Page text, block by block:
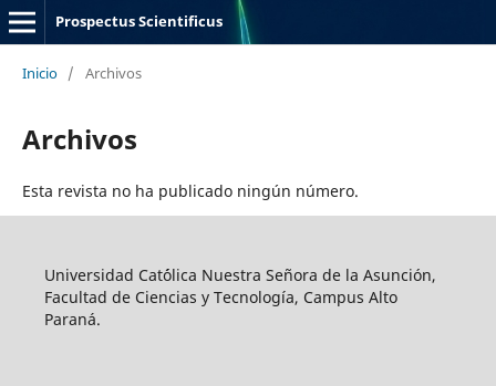
Prospectus Scientificus
Inicio / Archivos
Archivos
Esta revista no ha publicado ningún número.
Universidad Cat´ólica Nuestra Señora de la Asunción,
Facultad de Ciencias y Tecnología, Campus Alto
Paraná.